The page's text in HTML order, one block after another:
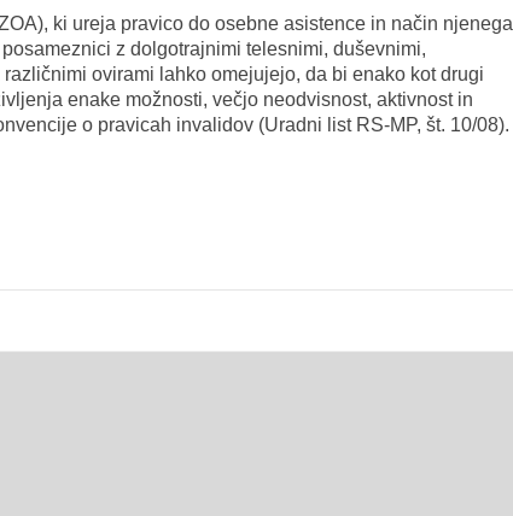
ki ureja pravico do osebne asistence in način njenega
z dolgotrajnimi telesnimi, duševnimi,
ovirami lahko omejujejo, da bi enako kot drugi
enake možnosti, večjo neodvisnost, aktivnost in
o pravicah invalidov (Uradni list RS-MP, št. 10/08).